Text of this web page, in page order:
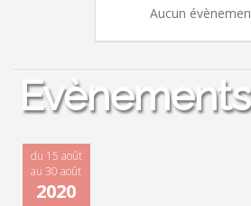
Aucun
du 15 août
au 30 août
2020